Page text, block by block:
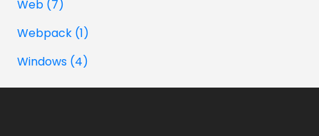
Web (7)
Webpack (1)
Windows (4)